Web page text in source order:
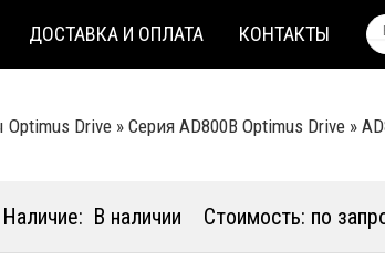
ДОСТАВКА И ОПЛАТА КОНТАКТЫ
Optimus Drive » Серия AD800B Optimus Drive »
Наличие: В наличии Стоимость: по